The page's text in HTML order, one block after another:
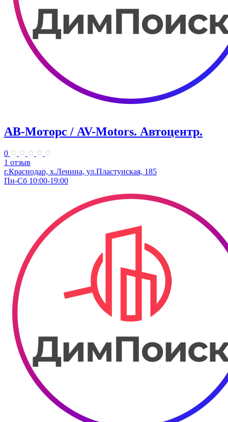
АВ-Моторс / AV-Motors. Автоцентр.
0
1 отзыв
г.Краснодар, х.Ленина, ул.Пластунская, 185
Пн-Сб 10:00-19:00